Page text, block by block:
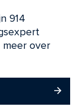
914
over